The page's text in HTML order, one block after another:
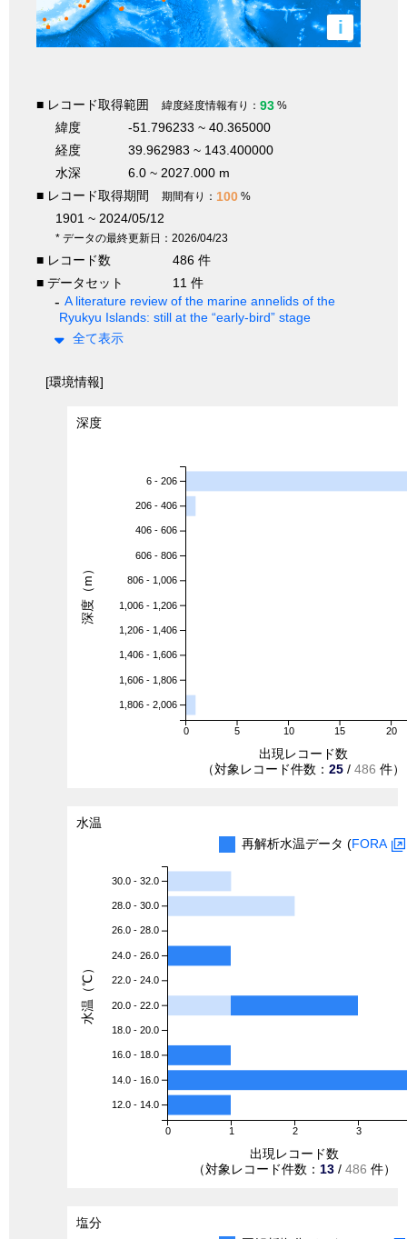
i
■ レコード取得範囲 緯度経度情報有り： 93 %
緯度
-51.796233 ~ 40.365000
経度
39.962983 ~ 143.400000
水深
6.0 ~ 2027.000 m
■ レコード取得期間
期間有り： 100 %
1901 ~ 2024/05/12
* データの最終更新日：2026/04/23
■ レコード数
486 件
■ データセット
11 件
A literature review of the marine annelids of the
Ryukyu Islands: still at the “early-bird” stage
全て表示
[環境情報]
深度
0 5 10 15 20
6 - 206
206 - 406
406 - 606
606 - 806
806 - 1,006
1,006 - 1,206
1,206 - 1,406
1,406 - 1,606
1,606 - 1,806
1,806 - 2,006
出現レコード数
（対象レコード件数： 25 / 486 件）
深度（m）
水温
再解析水温データ (FORA
0 1 2 3
30.0 - 32.0
28.0 - 30.0
26.0 - 28.0
24.0 - 26.0
22.0 - 24.0
20.0 - 22.0
18.0 - 20.0
16.0 - 18.0
14.0 - 16.0
12.0 - 14.0
出現レコード数
（対象レコード件数： 13 / 486 件）
水温（℃）
塩分